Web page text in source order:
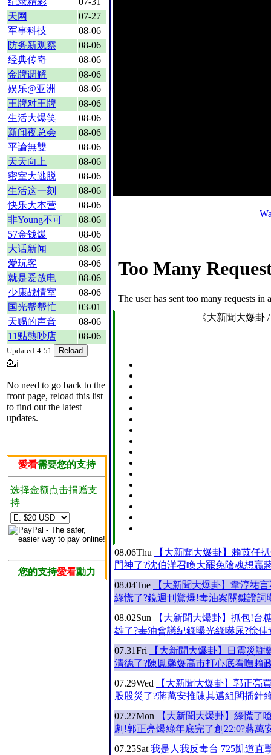
天网
07-27
军事科技
08-06
防务新观察
08-06
经典传奇
08-06
金牌调解
08-06
娱乐@亚洲
08-06
王牌对王牌
08-06
生活大爆笑
08-06
新闻夜总会
08-06
平論無雙
08-06
天天向上
08-06
密室大逃脱
08-06
生活这一刻
08-06
快乐大本营
08-06
非Young不可
08-06
57金钱爆
08-06
大话新闻
08-06
爱玩客
08-06
就是爱放电
08-06
少康战情室
08-06
国光帮帮忙
03-01
天赐的声音
08-06
11點熱吵店
08-06
Updated:4:51
💁ℹ
No need to go back to the
front page, reload this list
to find out the latest
updates.
愛看需要您的支持
选择金额点击捐赠支
持
您的支持愛看動力
《大新聞大爆卦
08.06Thu
【大新聞大爆卦】賴苡任
門神了?沈伯洋召喚大罷免陰魂想贏
08.04Tue
【大新聞大爆卦】韋淳祐
綠慌了?鏡週刊驚爆!毒油案關鍵證詞
08.02Sun
【大新聞大爆卦】抓包!台
雄了?毒油會議紀錄曝光綠嚇尿?徐
07.31Fri
【大新聞大爆卦】日震災謝
清德了?陳鳳馨爆高市打心底看嘸賴
07.29Wed
【大新聞大爆卦】郭正亮
股股災了?蔣萬安推陳其邁組閣插針
07.27Mon
【大新聞大爆卦】綠慌了
劇!郭正亮爆綠年底完了創22:0?蔣萬
07.25Sat 我是人我反毒台 725凱道直